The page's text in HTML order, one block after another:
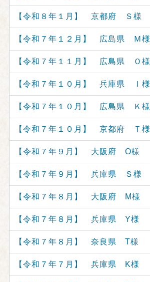
【令和８年１月】 京都府 Ｓ様
【令和７年１２月】 広島県 Ｍ様
【令和７年１１月】 広島県 Ｏ様
【令和７年１０月】 兵庫県 Ｉ様
【令和７年１０月】 広島県 Ｋ様
【令和７年１０月】 京都府 Ｔ様
【令和７年９月】 大阪府 O様
【令和７年９月】 兵庫県 Ｓ様
【令和７年８月】 大阪府 M様
【令和７年８月】 兵庫県 Y様
【令和７年８月】 奈良県 T様
【令和７年７月】 兵庫県 K様